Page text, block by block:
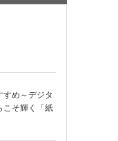
すめ～デジタ
こそ輝く「紙